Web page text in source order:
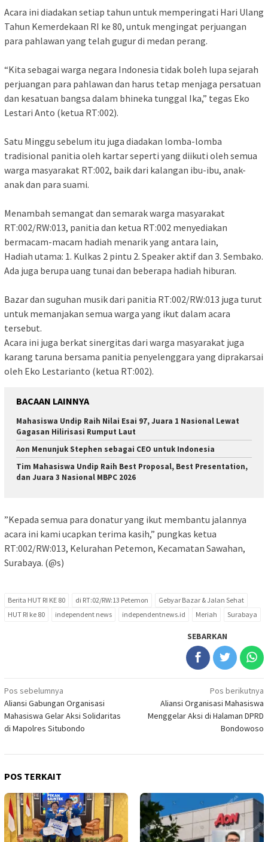
‎Acara ini diadakan setiap tahun untuk memperingati Hari Ulang
Tahun Kemerdekaan RI ke 80, untuk mengingat perjuangan
para pahlawan yang telah gugur di medan perang.
“‎Kita sebagai warga negara Indonesia tidak boleh lupa sejarah
perjuangan para pahlawan dan harus tetap menjaga persatuan
dan kesatuan bangsa dalam bhineka tunggal Ika,” tegas Eko
Lestari Anto (ketua RT:002).
Satu Minggu sebelum itu juga diadakan lomba-lomba
tradisional panitia oleh kartar seperti yang diikuti oleh semua
warga masyarakat RT:002, baik dari kalangan ibu-ibu, anak-
anak dan para suami.
Menambah semangat dan semarak warga masyarakat
RT:002/RW:013, panitia dan ketua RT:002 menyediakan
bermacam-macam hadiah menarik yang antara lain,
‎Hadiah utama: ‎1. Kulkas 2 pintu ‎2. Speaker aktif dan ‎3. Sembako.
‎Ada juga berupa uang tunai dan beberapa hadiah hiburan.
‎Bazar dan suguhan musik dari panitia RT:002/RW:013 juga turut
untuk memanjakan semua warga yang ikut dalam acara
tersebut.
‎Acara ini juga berkat sinergitas dari warga masyarakat juga
karang taruna bersama panitia penyelenggara yang diprakarsai
oleh Eko Lestarianto (ketua RT:002).
BACAAN LAINNYA
Mahasiswa Undip Raih Nilai Esai 97, Juara 1 Nasional Lewat
Gagasan Hilirisasi Rumput Laut
Aon Menunjuk Stephen sebagai CEO untuk Indonesia
Tim Mahasiswa Undip Raih Best Proposal, Best Presentation,
dan Juara 3 Nasional MBPC 2026
‎”Kepada semua para donatur yang ikut membantu jalannya
acara ini kami ucapkan terima kasih,” pungkas ketua
RT:002/RW:013, Kelurahan Petemon, Kecamatan Sawahan,
Surabaya. (@s)
Berita HUT RI KE 80 di RT:02/RW:13 Petemon
Gebyar Bazar & Jalan Sehat
HUT RI ke 80
independent news independentnews.id Meriah Surabaya
SEBARKAN
Navigasi
pos
Pos sebelumnya
Aliansi Gabungan Organisasi
Mahasiswa Gelar Aksi Solidaritas
di Mapolres Situbondo
Pos berikutnya
Aliansi Organisasi Mahasiswa
Menggelar Aksi di Halaman DPRD
Bondowoso
POS TERKAIT